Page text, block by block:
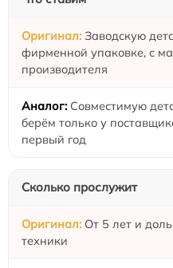
Заводскую
фирменной упаковке, с
производителя
Совместимую
берём только у
первый год
Сколько прослужит
От 5 лет и
техники